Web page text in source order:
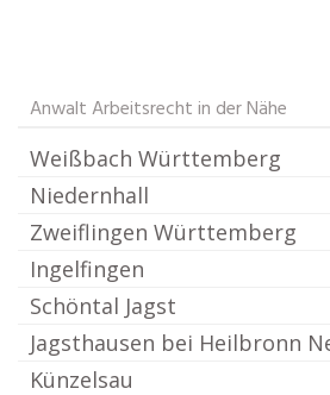
Anwalt Arbeitsrecht in der Nähe
Weißbach Württemberg
Niedernhall
Zweiflingen Württemberg
Ingelfingen
Schöntal Jagst
Jagsthausen bei Heilbronn
Künzelsau